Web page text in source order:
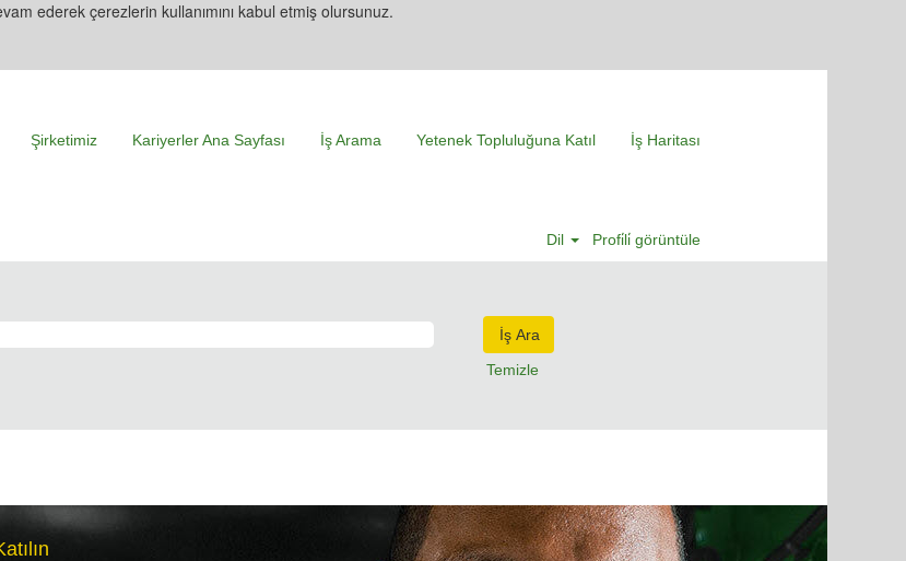
ederek çerezlerin kullanımını kabul etmiş olursunuz.
Şirketimiz Kariyerler Ana Sayfası İş Arama Yetenek Topluluğuna Katıl İş Haritası
Dil Profi̇li̇ görüntüle
Temizle